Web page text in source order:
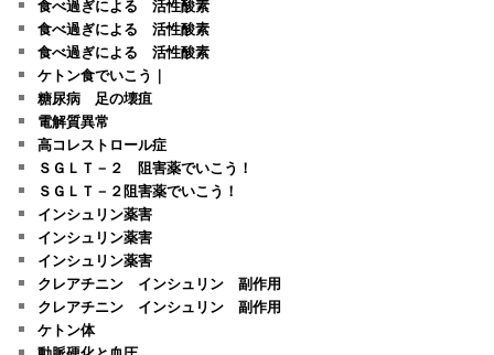
食べ過ぎによる 活性酸素
食べ過ぎによる 活性酸素
食べ過ぎによる 活性酸素
ケトン食でいこう｜
糖尿病 足の壊疽
電解質異常
高コレストロール症
ＳＧＬＴ－２ 阻害薬でいこう！
ＳＧＬＴ－２阻害薬でいこう！
インシュリン薬害
インシュリン薬害
インシュリン薬害
クレアチニン インシュリン 副作用
クレアチニン インシュリン 副作用
ケトン体